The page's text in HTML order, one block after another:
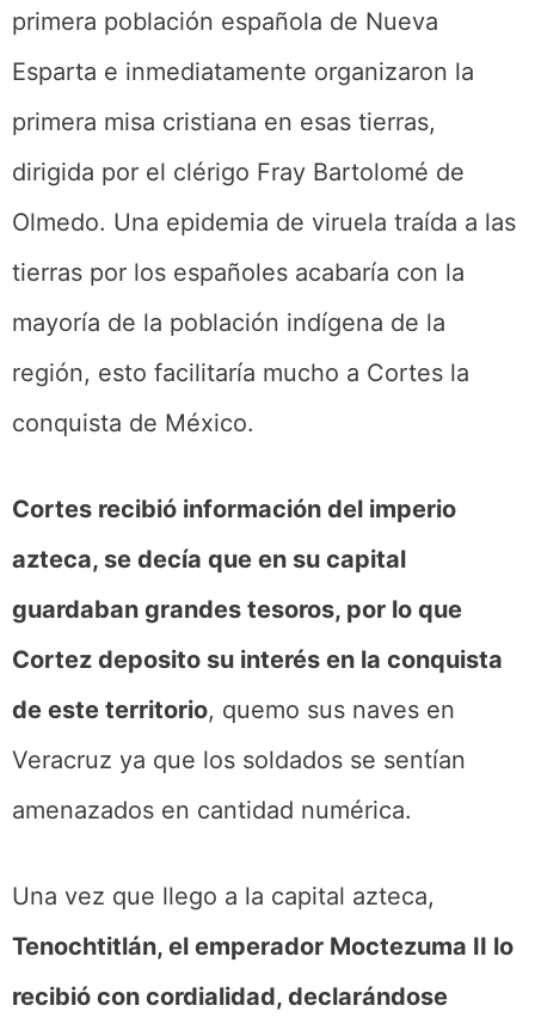
primera población española de Nueva
Esparta e inmediatamente organizaron la
primera misa cristiana en esas tierras,
dirigida por el clérigo Fray Bartolomé de
Olmedo. Una epidemia de viruela traída a las
tierras por los españoles acabaría con la
mayoría de la población indígena de la
región, esto facilitaría mucho a Cortes la
conquista de México.
Cortes recibió información del imperio
azteca, se decía que en su capital
guardaban grandes tesoros, por lo que
Cortez deposito su interés en la conquista
de este territorio, quemo sus naves en
Veracruz ya que los soldados se sentían
amenazados en cantidad numérica.
Una vez que llego a la capital azteca,
Tenochtitlán, el emperador Moctezuma II lo
recibió con cordialidad, declarándose